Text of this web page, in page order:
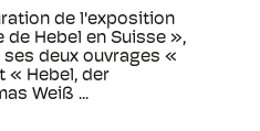
de l'exposition
Hebel en Suisse »,
deux ouvrages «
« Hebel, der
Weiß ...